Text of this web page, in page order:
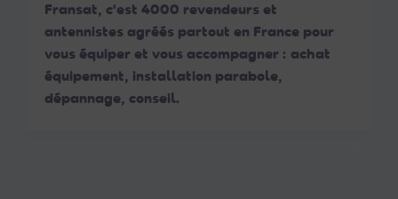
Fransat, c'est 4000 revendeurs et
antennistes agréés partout en France pour
vous équiper et vous accompagner : achat
équipement, installation parabole,
dépannage, conseil.